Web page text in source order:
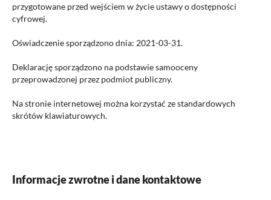
przygotowane przed wejściem w życie ustawy o dostępności
cyfrowej.
Oświadczenie sporządzono dnia: 2021-03-31.
Deklarację sporządzono na podstawie samooceny
przeprowadzonej przez podmiot publiczny.
Na stronie internetowej można korzystać ze standardowych
skrótów klawiaturowych.
Informacje zwrotne i dane kontaktowe